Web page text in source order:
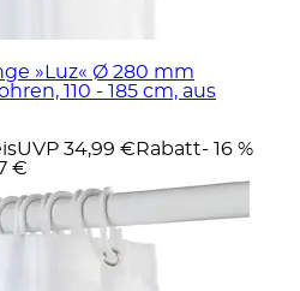
»Luz« Ø 280 mm
110 - 185 cm, aus
UVP 34,99 € Rabatt- 16 %
€